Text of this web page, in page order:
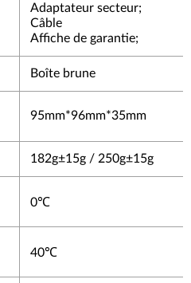
Adaptateur secteur;
Câble
Affiche de garantie;
Boîte brune
95mm*96mm*35mm
182g±15g / 250g±15g
0℃
40℃